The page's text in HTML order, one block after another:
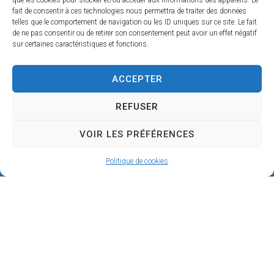
fait de consentir à ces technologies nous permettra de traiter des données
telles que le comportement de navigation ou les ID uniques sur ce site. Le fait
de ne pas consentir ou de retirer son consentement peut avoir un effet négatif
sur certaines caractéristiques et fonctions.
ACCEPTER
REFUSER
VOIR LES PRÉFÉRENCES
Politique de cookies